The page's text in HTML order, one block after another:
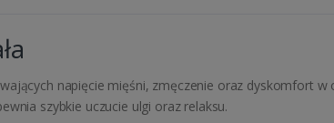
napięcie mięśni, zmęczenie oraz dyskomfort w
szybkie uczucie ulgi oraz relaksu.